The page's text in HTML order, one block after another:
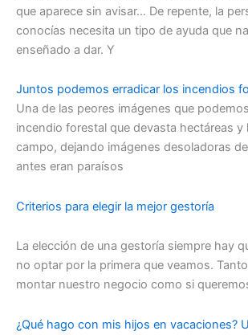
que aparece sin avisar… De repente, la
conocías necesita un tipo de ayuda que
enseñado a dar. Y
Juntos podemos erradicar los incendios
Una de las peores imágenes que
incendio forestal que devasta hectáreas y
campo, dejando imágenes desoladoras
antes eran paraísos
Criterios para elegir la mejor gestoría
La elección de una gestoría siempre hay
no optar por la primera que veamos.
montar nuestro negocio como si
¿Qué hago con mis hijos en vacaciones?